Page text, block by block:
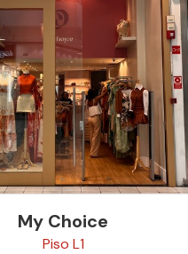
My Choice
Piso L1